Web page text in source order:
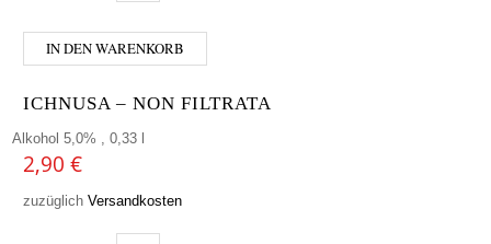
IN DEN WARENKORB
ICHNUSA – NON FILTRATA
Alkohol 5,0% , 0,33 l
2,90 €
zuzüglich Versandkosten